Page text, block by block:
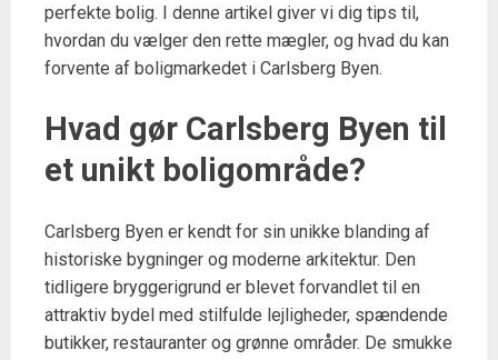
perfekte bolig. I denne artikel giver vi dig tips til,
hvordan du vælger den rette mægler, og hvad du kan
forvente af boligmarkedet i Carlsberg Byen.
Hvad gør Carlsberg Byen til
et unikt boligområde?
Carlsberg Byen er kendt for sin unikke blanding af
historiske bygninger og moderne arkitektur. Den
tidligere bryggerigrund er blevet forvandlet til en
attraktiv bydel med stilfulde lejligheder, spændende
butikker, restauranter og grønne områder. De smukke